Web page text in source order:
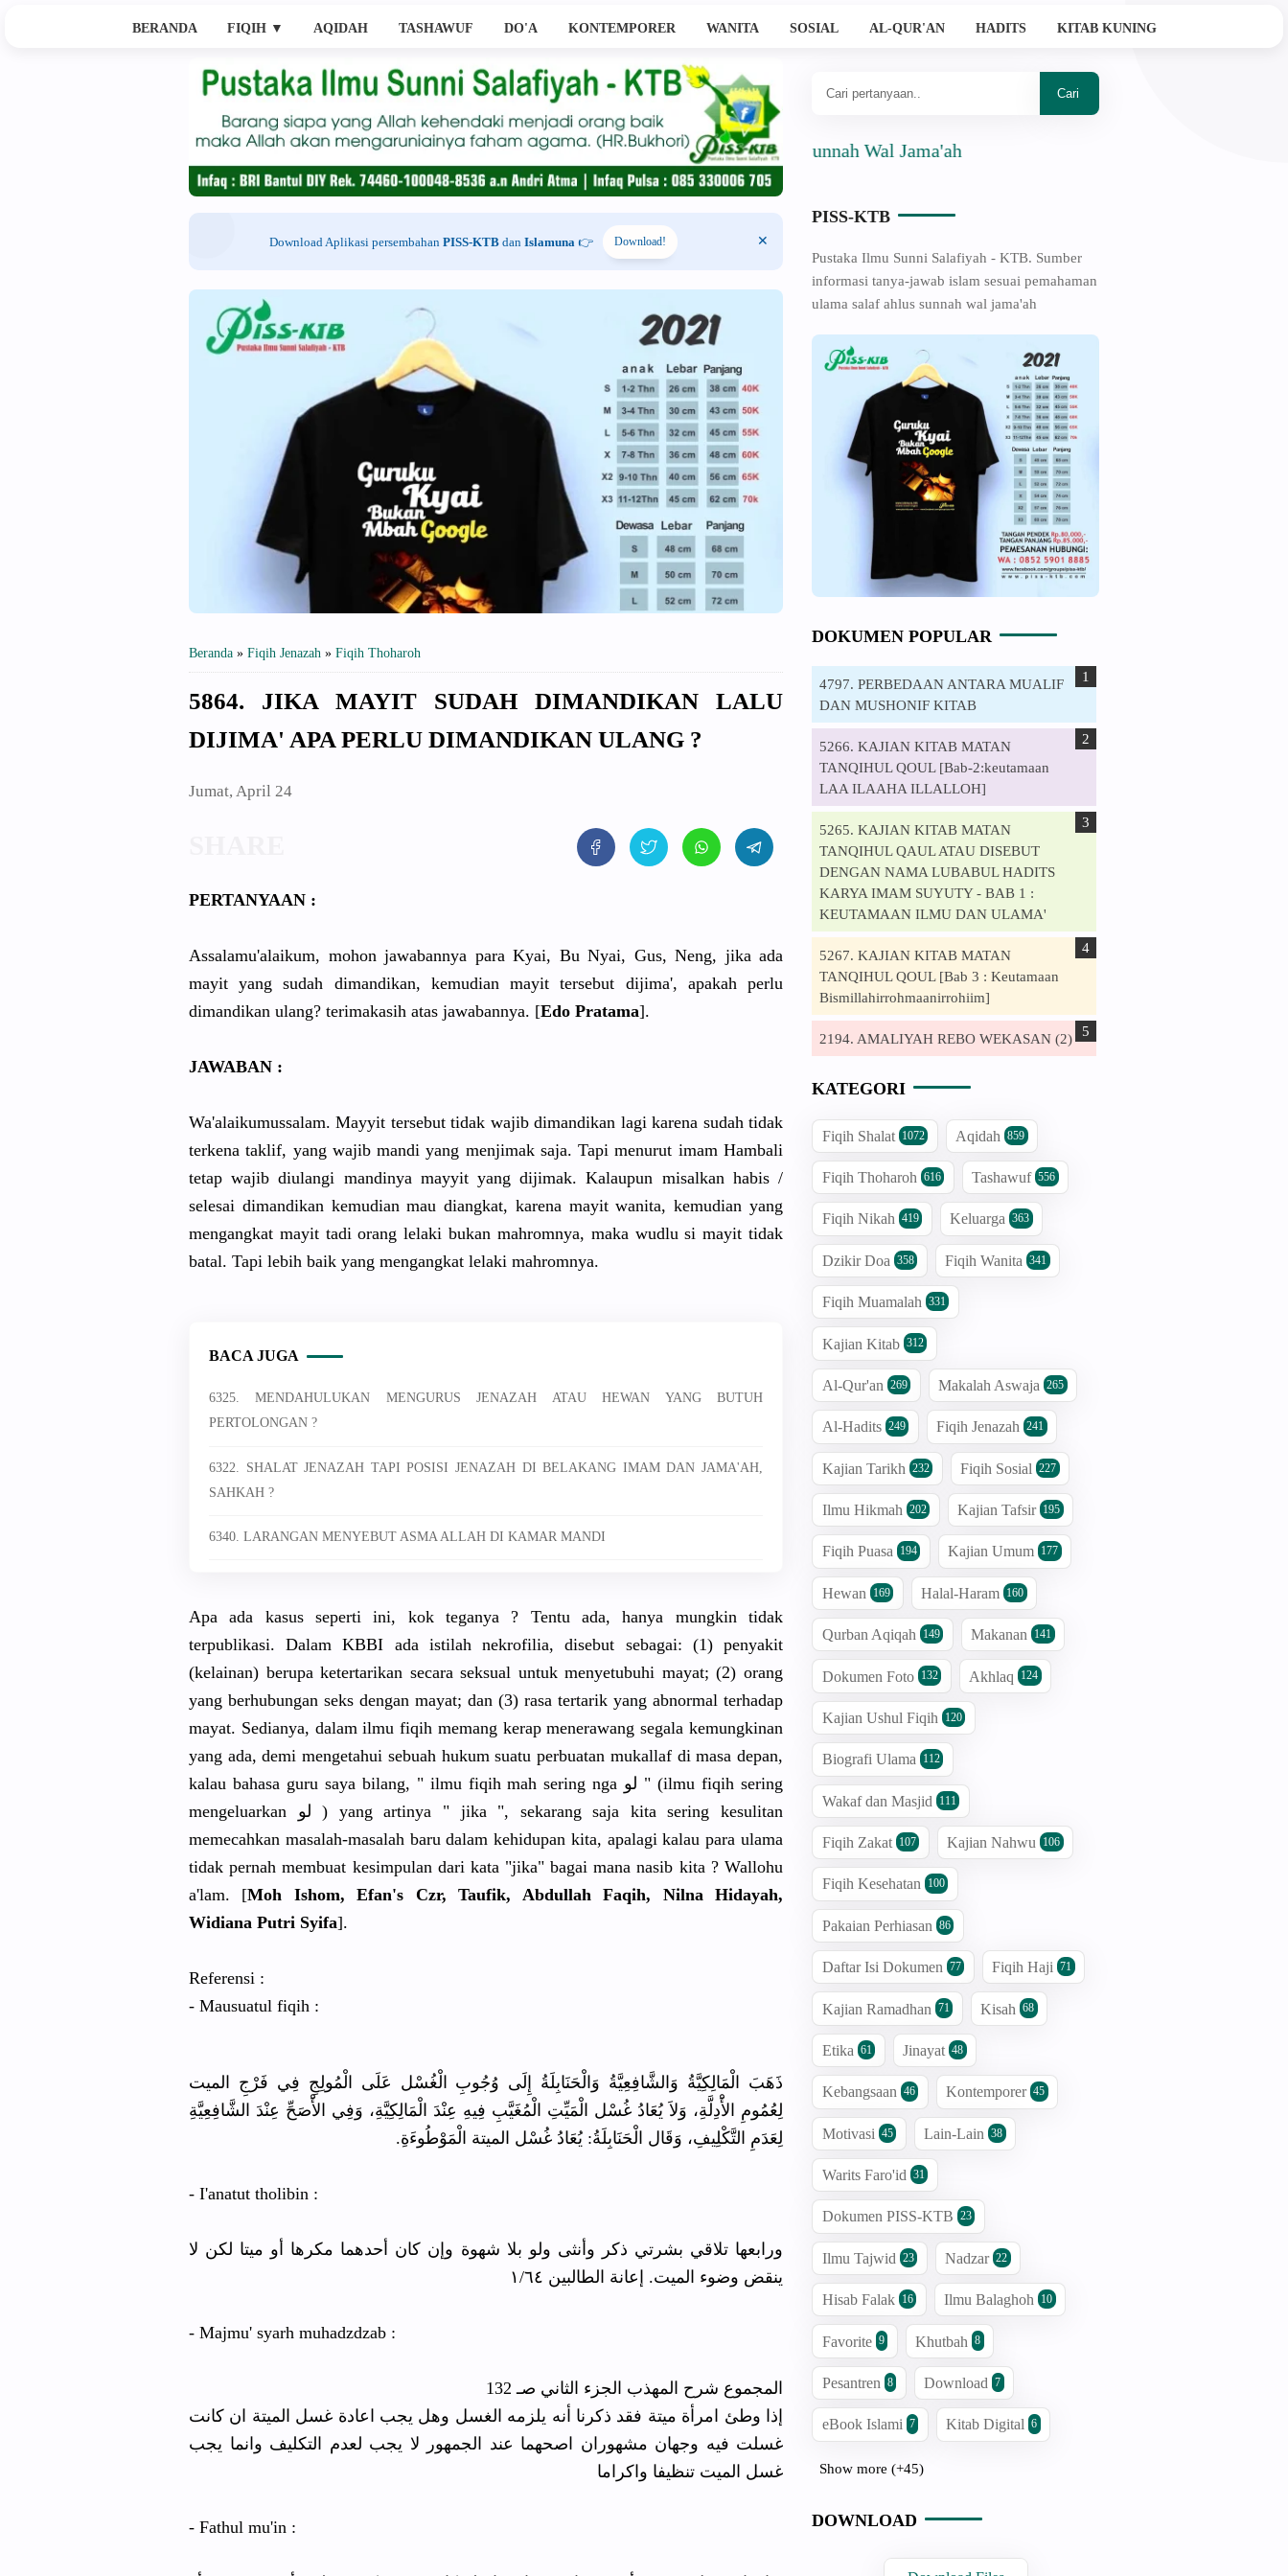
BERANDA FIQIH ▼ AQIDAH TASHAWUF DO'A KONTEMPORER WANITA SOSIAL AL-QUR'AN HADITS KITAB KUNING
Download Aplikasi persembahan PISS-KTBdan Islamuna 👉 Download!
Beranda » Fiqih Jenazah » Fiqih Thoharoh
5864. JIKA MAYIT SUDAH DIMANDIKAN LALU
DIJIMA' APA PERLU DIMANDIKAN ULANG ?
Jumat, April 24
PERTANYAAN :
Assalamu'alaikum, mohon jawabannya para Kyai, Bu Nyai, Gus, Neng, jika ada
mayit yang sudah dimandikan, kemudian mayit tersebut dijima', apakah perlu
dimandikan ulang? terimakasih atas jawabannya. [Edo Pratama].
JAWABAN :
Wa'alaikumussalam. Mayyit tersebut tidak wajib dimandikan lagi karena sudah tidak
terkena taklif, yang wajib mandi yang menjimak saja. Tapi menurut imam Hambali
tetap wajib diulangi mandinya mayyit yang dijimak. Kalaupun misalkan habis /
selesai dimandikan kemudian mau diangkat, karena mayit wanita, kemudian yang
mengangkat mayit tadi orang lelaki bukan mahromnya, maka wudlu si mayit tidak
batal. Tapi lebih baik yang mengangkat lelaki mahromnya.
BACA JUGA
6325. MENDAHULUKAN MENGURUS JENAZAH ATAU HEWAN YANG BUTUH
PERTOLONGAN ?
6322. SHALAT JENAZAH TAPI POSISI JENAZAH DI BELAKANG IMAM DAN JAMA'AH,
SAHKAH ?
6340. LARANGAN MENYEBUT ASMA ALLAH DI KAMAR MANDI
Apa ada kasus seperti ini, kok teganya ? Tentu ada, hanya mungkin tidak
terpublikasi. Dalam KBBI ada istilah nekrofilia, disebut sebagai: (1) penyakit
(kelainan) berupa ketertarikan secara seksual untuk menyetubuhi mayat; (2) orang
yang berhubungan seks dengan mayat; dan (3) rasa tertarik yang abnormal terhadap
mayat. Sedianya, dalam ilmu fiqih memang kerap menerawang segala kemungkinan
yang ada, demi mengetahui sebuah hukum suatu perbuatan mukallaf di masa depan,
kalau bahasa guru saya bilang, " ilmu fiqih mah sering nga لو " (ilmu fiqih sering
mengeluarkan لو ) yang artinya " jika ", sekarang saja kita sering kesulitan
memecahkan masalah-masalah baru dalam kehidupan kita, apalagi kalau para ulama
tidak pernah membuat kesimpulan dari kata "jika" bagai mana nasib kita ? Wallohu
a'lam. [Moh Ishom, Efan's Czr, Taufik, Abdullah Faqih, Nilna Hidayah,
Widiana Putri Syifa].
Referensi :
- Mausuatul fiqih :
ذَهَبَ الْمَالِكِيَّةُ وَالشَّافِعِيَّةُ وَالْحَنَابِلَةُ إِلَى وُجُوبِ الْغُسْل عَلَى الْمُولِجِ فِي فَرْجِ الميت
لِعُمُومِ الأَْدِلَّةِ، وَلاَ يُعَادُ غُسْل الْمَيِّتِ الْمُغَيَّبِ فِيهِ عِنْدَ الْمَالِكِيَّةِ، وَفِي الأَْصَحِّ عِنْدَ الشَّافِعِيَّةِ
لِعَدَمِ التَّكْلِيفِ، وَقَال الْحَنَابِلَةُ: يُعَادُ غُسْل الميتة الْمَوْطُوءَةِ.
- I'anatut tholibin :
ورابعها تلاقي بشرتي ذكر وأنثى ولو بلا شهوة وإن كان أحدهما مكرها أو ميتا لكن لا
ينقض وضوء الميت. إعانة الطالبين ١/٦٤
- Majmu' syarh muhadzdzab :
ﺍﻟﻤﺠﻤﻮﻉ ﺷﺮﺡ ﺍﻟﻤﻬﺬﺏ ﺍﻟﺠﺰﺀ ﺍﻟﺜﺎﻧﻲ ﺻـ 132
ﺇﺫﺍ ﻭﻃﺊ ﺍﻣﺮﺃﺓ ﻣﻴﺘﺔ ﻓﻘﺪ ﺫﻛﺮﻧﺎ ﺃﻧﻪ ﻳﻠﺰﻣﻪ ﺍﻟﻐﺴﻞ ﻭﻫﻞ ﻳﺠﺐ ﺍﻋﺎﺩﺓ ﻏﺴﻞ ﺍﻟﻤﻴﺘﺔ ﺍﻥ ﻛﺎﻧﺖ
ﻏﺴﻠﺖ ﻓﻴﻪ ﻭﺟﻬﺎﻥ ﻣﺸﻬﻮﺭﺍﻥ ﺍﺻﺤﻬﻤﺎ ﻋﻨﺪ ﺍﻟﺠﻤﻬﻮﺭ ﻻ ﻳﺠﺐ ﻟﻌﺪﻡ ﺍﻟﺘﻜﻠﻴﻒ ﻭﺍﻧﻤﺎ ﻳﺠﺐ
ﻏﺴﻞ ﺍﻟﻤﻴﺖ ﺗﻨﻈﻴﻔﺎ ﻭﺍﻛﺮﺍﻣﺎ
- Fathul mu'in :
Ahlussunnah Wal Jama'ah
PISS-KTB
Pustaka Ilmu Sunni Salafiyah - KTB. Sumber
informasi tanya-jawab islam sesuai pemahaman
ulama salaf ahlus sunnah wal jama'ah
DOKUMEN POPULAR
4797. PERBEDAAN ANTARA MUALIF
DAN MUSHONIF KITAB
5266. KAJIAN KITAB MATAN
TANQIHUL QOUL [Bab-2:keutamaan
LAA ILAAHA ILLALLOH]
5265. KAJIAN KITAB MATAN
TANQIHUL QAUL ATAU DISEBUT
DENGAN NAMA LUBABUL HADITS
KARYA IMAM SUYUTY - BAB 1 :
KEUTAMAAN ILMU DAN ULAMA'
5267. KAJIAN KITAB MATAN
TANQIHUL QOUL [Bab 3 : Keutamaan
Bismillahirrohmaanirrohiim]
2194. AMALIYAH REBO WEKASAN (2)
KATEGORI
Fiqih Shalat 1072 Aqidah 859
Fiqih Thoharoh 616 Tashawuf 556
Fiqih Nikah 419 Keluarga 363
Dzikir Doa 358 Fiqih Wanita 341
Fiqih Muamalah 331
Kajian Kitab 312
Al-Qur'an 269 Makalah Aswaja 265
Al-Hadits 249 Fiqih Jenazah 241
Kajian Tarikh 232 Fiqih Sosial 227
Ilmu Hikmah 202 Kajian Tafsir 195
Fiqih Puasa 194 Kajian Umum 177
Hewan 169 Halal-Haram 160
Qurban Aqiqah 149 Makanan 141
Dokumen Foto 132 Akhlaq 124
Kajian Ushul Fiqih 120
Biografi Ulama 112
Wakaf dan Masjid 111
Fiqih Zakat 107 Kajian Nahwu 106
Fiqih Kesehatan 100
Pakaian Perhiasan 86
Daftar Isi Dokumen 77 Fiqih Haji 71
Kajian Ramadhan 71 Kisah 68
Etika 61 Jinayat 48
Kebangsaan 46 Kontemporer 45
Motivasi 45 Lain-Lain 38
Warits Faro'id 31
Dokumen PISS-KTB 23
Ilmu Tajwid 23 Nadzar 22
Hisab Falak 16 Ilmu Balaghoh 10
Favorite 9 Khutbah 8
Pesantren 8 Download 7
eBook Islami 7 Kitab Digital 6
Show more (+45)
DOWNLOAD